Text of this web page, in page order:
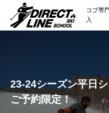
コブ専
入
参加までの流れ
23-24シーズン平日
ご予約限定！